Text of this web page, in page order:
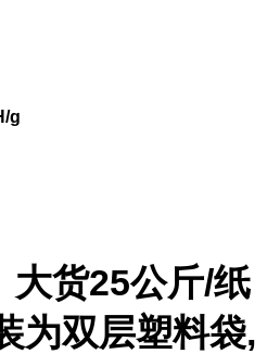
g
大货25公斤/纸
为双层塑料袋,